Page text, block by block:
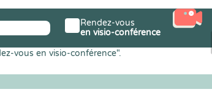
vous en visio-conférence".
Rendez-vous
en visio-conférence